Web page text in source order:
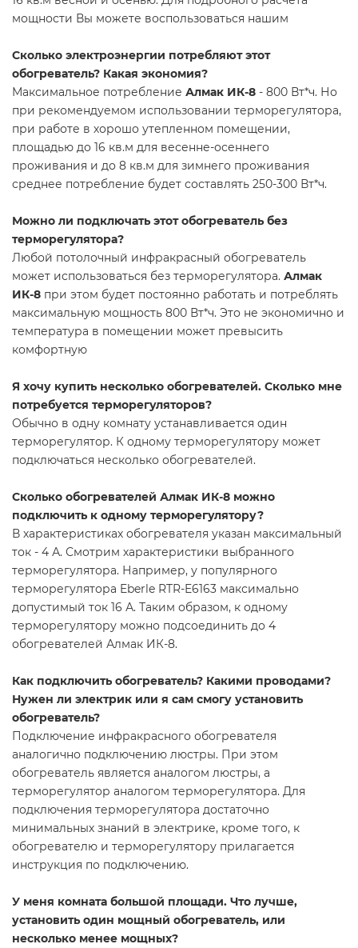
мощности Вы можете воспользоваться нашим
Сколько электроэнергии потребляют этот
обогреватель? Какая экономия?
Максимальное потребление Алмак ИК-8 - 800 Вт*ч. Но
при рекомендуемом использовании терморегулятора,
при работе в хорошо утепленном помещении,
площадью до 16 кв.м для весенне-осеннего
проживания и до 8 кв.м для зимнего проживания
среднее потребление будет составлять 250-300 Вт*ч.
Можно ли подключать этот обогреватель без
терморегулятора?
Любой потолочный инфракрасный обогреватель
может использоваться без терморегулятора. Алмак
ИК-8 при этом будет постоянно работать и потреблять
максимальную мощность 800 Вт*ч. Это не экономично и
температура в помещении может превысить
комфортную
Я хочу купить несколько обогревателей. Сколько мне
потребуется терморегуляторов?
Обычно в одну комнату устанавливается один
терморегулятор. К одному терморегулятору может
подключаться несколько обогревателей.
Сколько обогревателей Алмак ИК-8 можно
подключить к одному терморегулятору?
В характеристиках обогревателя указан максимальный
ток - 4 А. Смотрим характеристики выбранного
терморегулятора. Например, у популярного
терморегулятора Eberle RTR-E6163 максимально
допустимый ток 16 А. Таким образом, к одному
терморегулятору можно подсоединить до 4
обогревателей Алмак ИК-8.
Как подключить обогреватель? Какими проводами?
Нужен ли электрик или я сам смогу установить
обогреватель?
Подключение инфракрасного обогревателя
аналогично подключению люстры. При этом
обогреватель является аналогом люстры, а
терморегулятор аналогом терморегулятора. Для
подключения терморегулятора достаточно
минимальных знаний в электрике, кроме того, к
обогревателю и терморегулятору прилагается
инструкция по подключению.
У меня комната большой площади. Что лучше,
установить один мощный обогреватель, или
несколько менее мощных?